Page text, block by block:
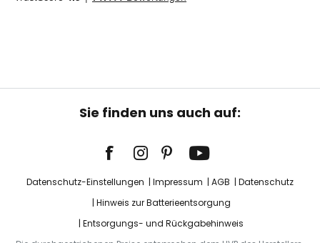
Sie finden uns auch auf:
Datenschutz-Einstellungen Impressum AGB
Datenschutz
Hinweis zur Batterieentsorgung
Entsorgungs- und Rückgabehinweis